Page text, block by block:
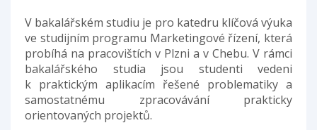
V bakalářském studiu je pro katedru klíčová výuka
ve studijním programu Marketingové řízení, která
probíhá na pracovištích v Plzni a v Chebu. V rámci
bakalářského studia jsou studenti vedeni
k praktickým aplikacím řešené problematiky a
samostatnému zpracovávání prakticky
orientovaných projektů.